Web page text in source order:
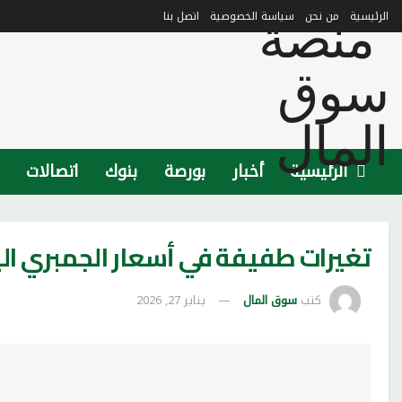
الرئيسية من نحن سياسة الخصوصية اتصل بنا
الرئيسية أخبار بورصة بنوك اتصالات
تغيرات طفيفة في أسعار الجمبري
كتب سوق المال يناير 27, 2026